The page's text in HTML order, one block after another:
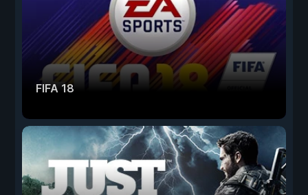
FIFA 18